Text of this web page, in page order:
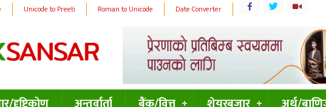
Unicode to Preeti Roman to Unicode Date Converter